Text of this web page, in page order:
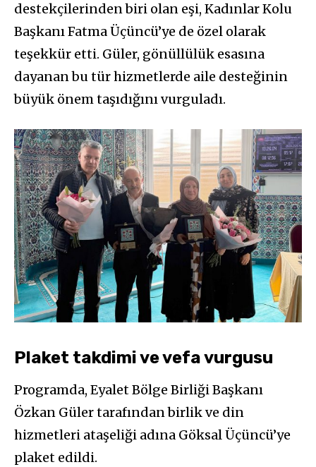
destekçilerinden biri olan eşi, Kadınlar Kolu
Başkanı Fatma Üçüncü’ye de özel olarak
teşekkür etti. Güler, gönüllülük esasına
dayanan bu tür hizmetlerde aile desteğinin
büyük önem taşıdığını vurguladı.
Plaket takdimi ve vefa vurgusu
Programda, Eyalet Bölge Birliği Başkanı
Özkan Güler tarafından birlik ve din
hizmetleri ataşeliği adına Göksal Üçüncü’ye
plaket edildi.